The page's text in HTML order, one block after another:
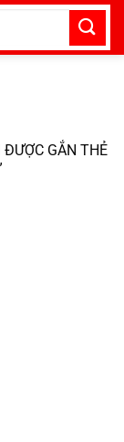
GẮN THẺ